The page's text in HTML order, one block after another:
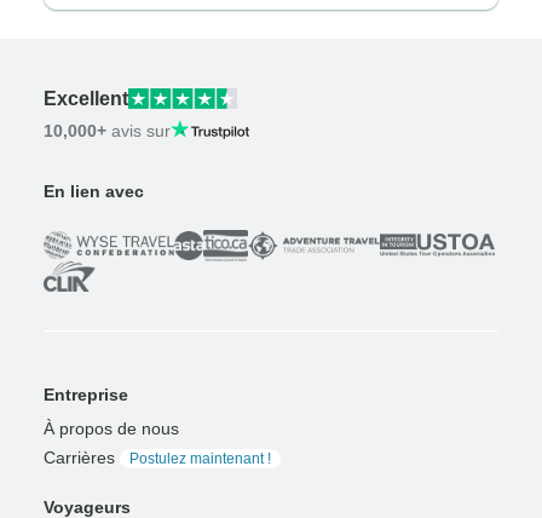
Excellent
10,000+ avis sur
En lien avec
Entreprise
À propos de nous
Carrières
Postulez maintenant !
Voyageurs